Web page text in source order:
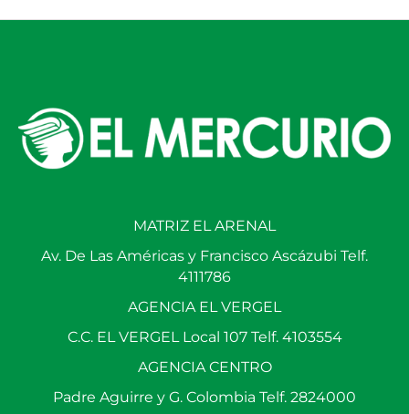
MATRIZ EL ARENAL
Av. De Las Américas y Francisco Ascázubi Telf.
4111786
AGENCIA EL VERGEL
C.C. EL VERGEL Local 107 Telf. 4103554
AGENCIA CENTRO
Padre Aguirre y G. Colombia Telf. 2824000